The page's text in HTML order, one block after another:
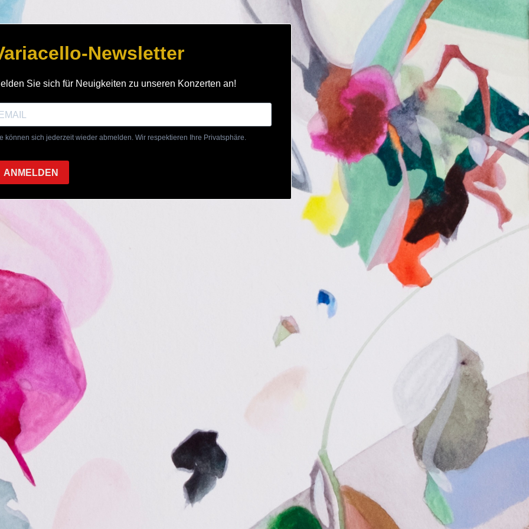
Newsletter
Sie sich für Neuigkeiten zu unseren Konzerten an!
können sich jederzeit wieder abmelden. Wir respektieren Ihre Privatsphäre.
ANMELDEN